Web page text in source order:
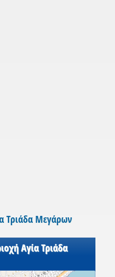
Τριάδα Μεγάρων
Αγία Τριάδα